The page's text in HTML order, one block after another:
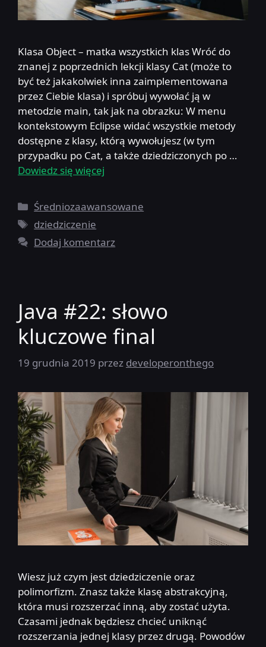
Klasa Object – matka wszystkich klas Wróć do
znanej z poprzednich lekcji klasy Cat (może to
być też jakakolwiek inna zaimplementowana
przez Ciebie klasa) i spróbuj wywołać ją w
metodzie main, tak jak na obrazku: W menu
kontekstowym Eclipse widać wszystkie metody
dostępne z klasy, którą wywołujesz (w tym
przypadku po Cat, a także dziedziczonych po …
Dowiedz się więcej
Kategorie
Średniozaawansowane
Tagi
dziedziczenie
Dodaj komentarz
Java #22: słowo
kluczowe final
19 grudnia 2019 przez developeronthego
Wiesz już czym jest dziedziczenie oraz
polimorfizm. Znasz także klasę abstrakcyjną,
która musi rozszerzać inną, aby zostać użyta.
Czasami jednak będziesz chcieć uniknąć
rozszerzania jednej klasy przez drugą. Powodów